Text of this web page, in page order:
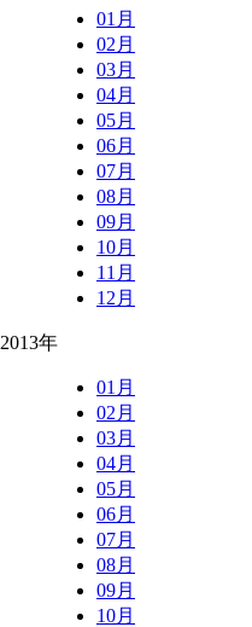
01月
02月
03月
04月
05月
06月
07月
08月
09月
10月
11月
12月
2013年
01月
02月
03月
04月
05月
06月
07月
08月
09月
10月